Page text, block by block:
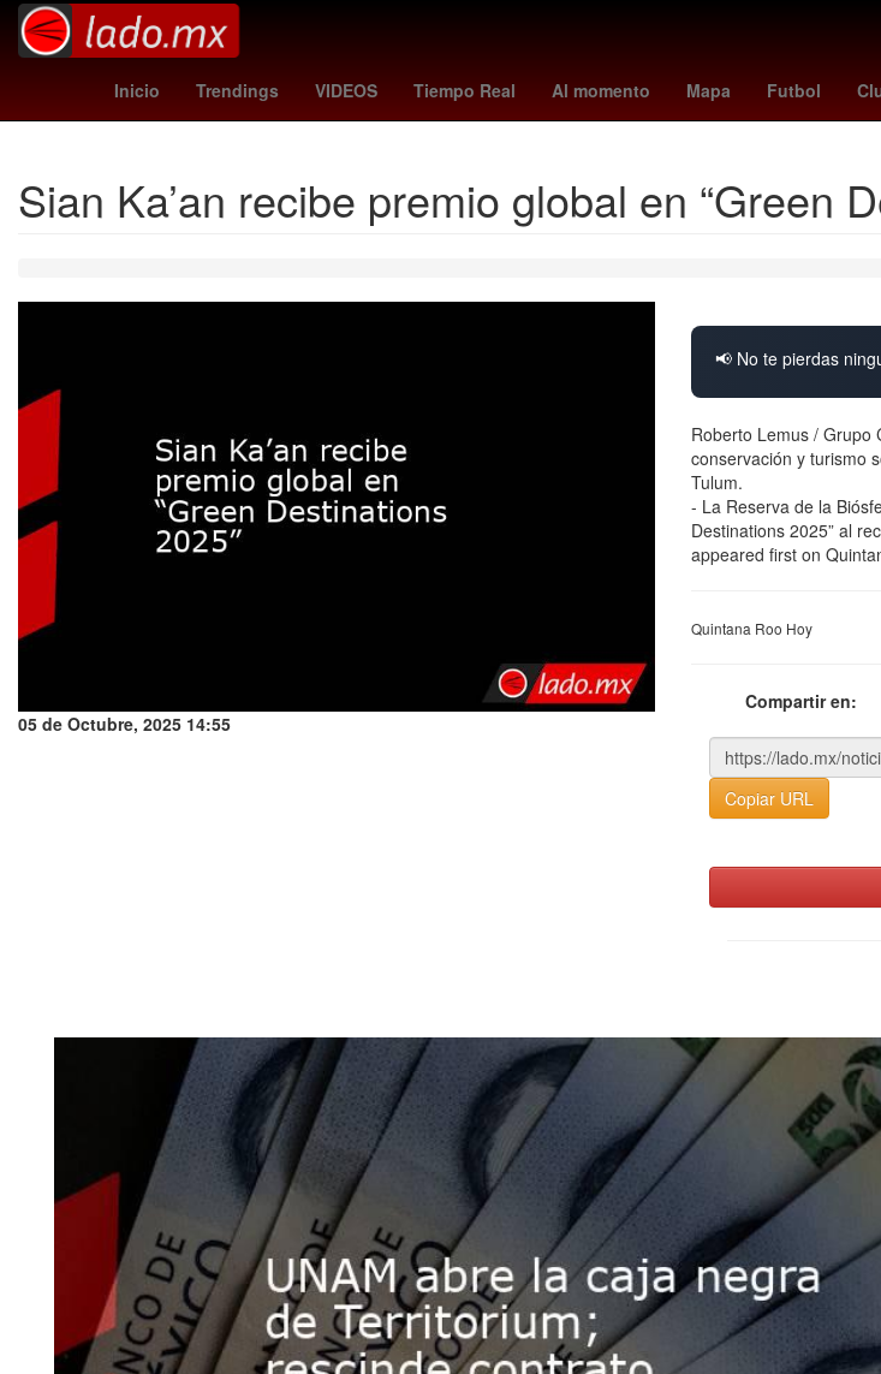
Inicio Trendings VIDEOS Tiempo Real Al momento Mapa Futbol
Gobierno Argentina Morena 2024 Derecho Aguascalientes
Sian Ka’an recibe premio global en “Green
05 de Octubre, 2025 14:55
📢 No te pierdas
Roberto Lemus / Grupo
conservación y turismo
Tulum.
- La Reserva de la
Destinations 2025” al
appeared first on
Quintana Roo Hoy
Compartir en:
Copiar URL